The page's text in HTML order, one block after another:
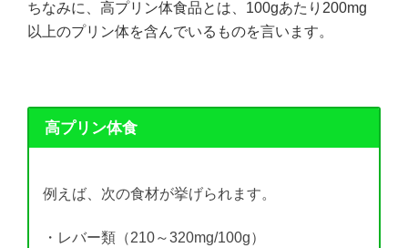
ちなみに、高プリン体食品とは、100gあたり200mg
以上のプリン体を含んでいるものを言います。
高プリン体食
例えば、次の食材が挙げられます。
・レバー類（210～320mg/100g）